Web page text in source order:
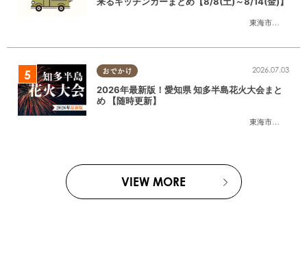
東海市
,大府市
おでかけ
東海市
,大府市
2026.07.03
2026年最新版！愛知県 知多半島花火大会まと
め 【随時更新】
VIEW MORE